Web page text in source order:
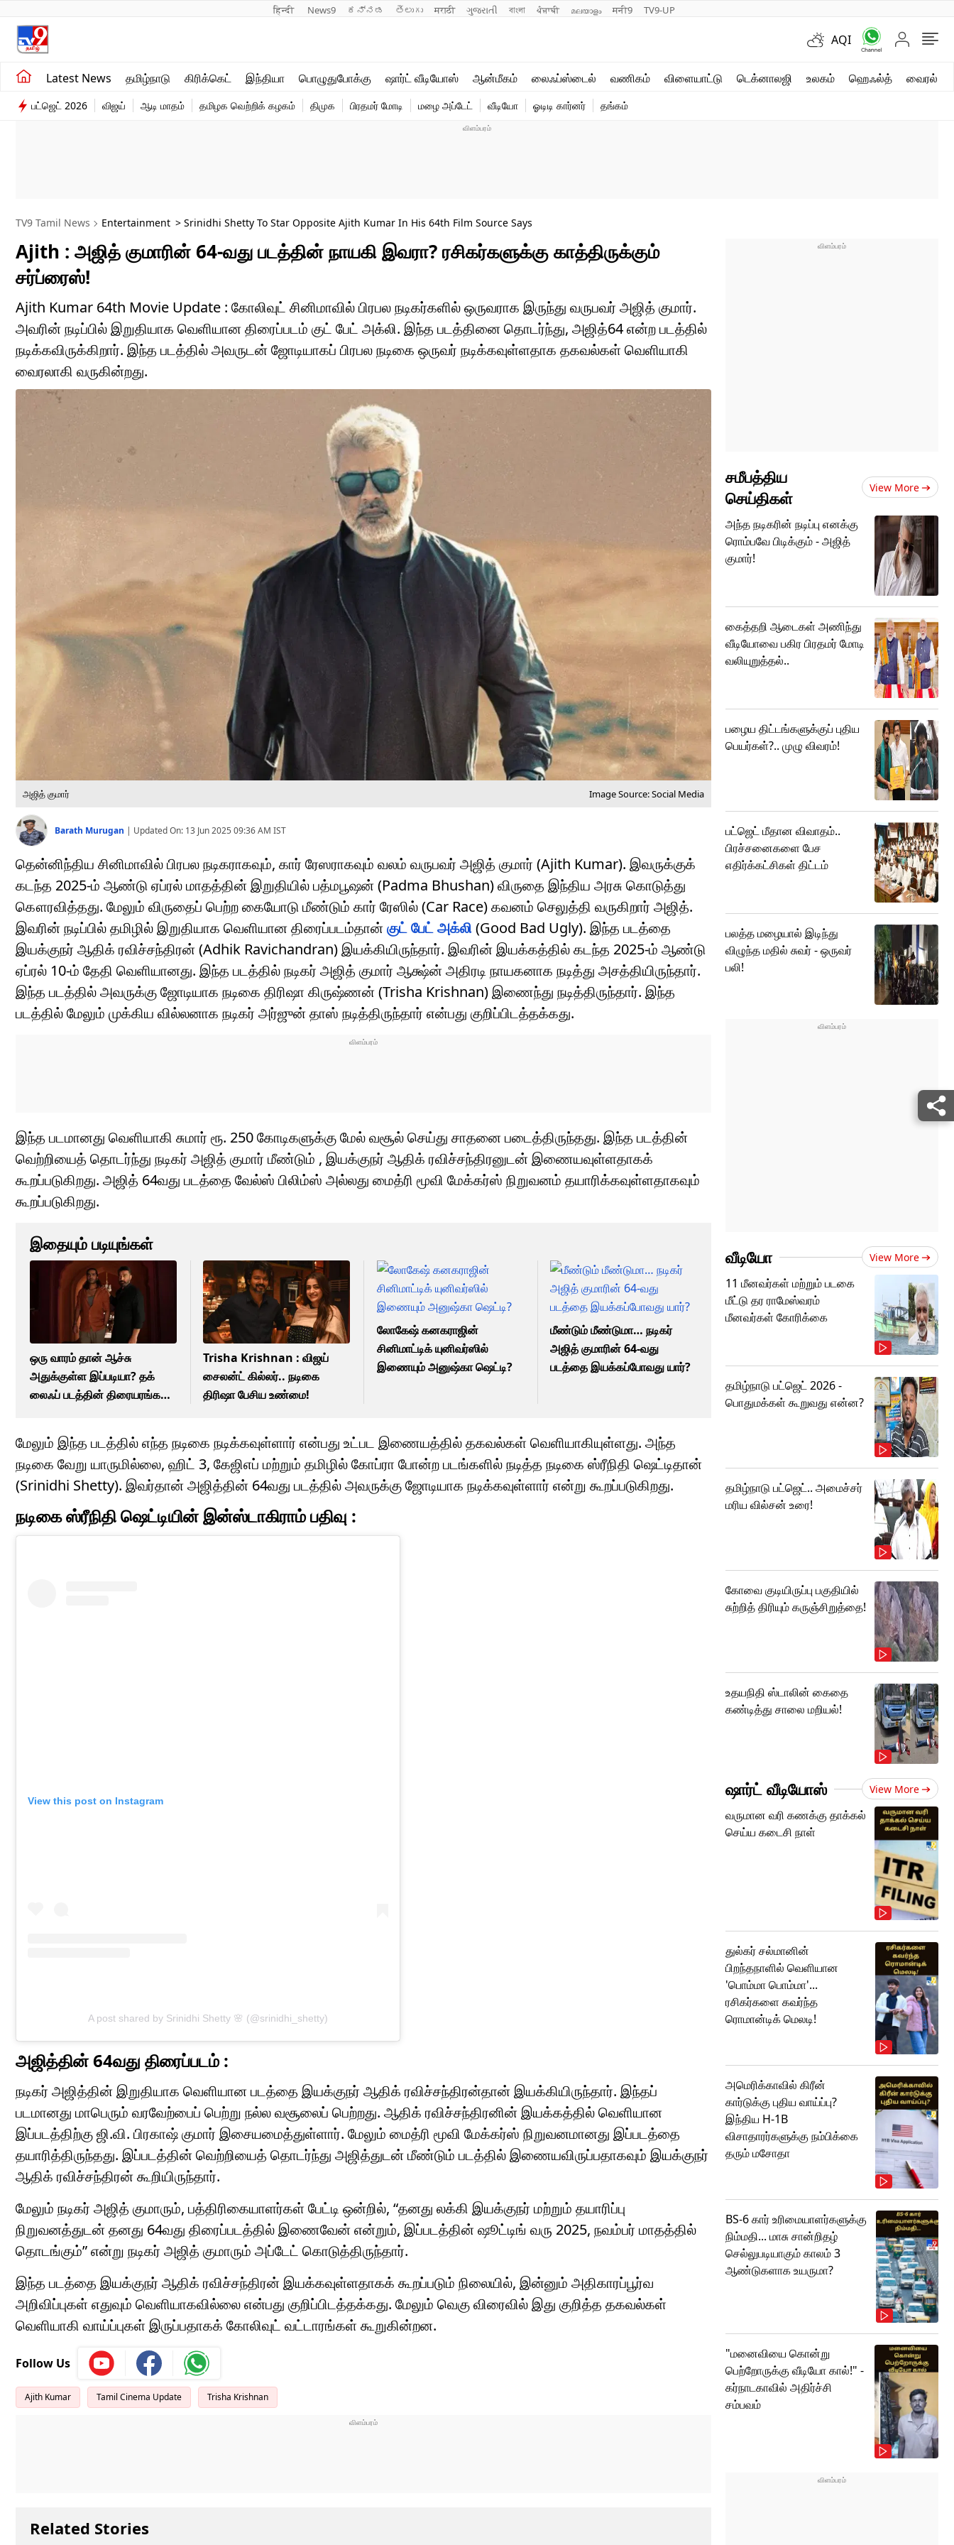
हिन्दी News9 ಕನ್ನಡ తెలుగు मराठी ગુજરાતી বাংলা ਪੰਜਾਬੀ മലയാളം मनी9 TV9-UP
AQI
Latest News தமிழ்நாடு கிரிக்கெட் இந்தியா பொழுதுபோக்கு ஷார்ட் வீடியோஸ் ஆன்மீகம் லைஃப்ஸ்டைல் வணிகம் விளையாட்டு டெக்னாலஜி உலகம் ஹெஃல்த் வைரல்
சமீபத்திய செய்திகள்
தமிழ்நாடு
விளையாட்டு
வணிகம்
வைரல்
பட்ஜெட் 2026 விஜய் ஆடி மாதம் தமிழக வெற்றிக் கழகம் திமுக பிரதமர் மோடி மழை அப்டேட் வீடியோ ஓடிடி கார்னர் தங்கம்
TV9 Tamil News Entertainment > Srinidhi Shetty To Star Opposite Ajith Kumar In His 64th Film Source Says
Ajith : அஜித் குமாரின் 64-வது படத்தின் நாயகி இவரா? ரசிகர்களுக்கு காத்திருக்கும்
சர்ப்ரைஸ்!
Ajith Kumar 64th Movie Update : கோலிவுட் சினிமாவில் பிரபல நடிகர்களில் ஒருவராக இருந்து வருபவர் அஜித் குமார்.
அவரின் நடிப்பில் இறுதியாக வெளியான திரைப்படம் குட் பேட் அக்லி. இந்த படத்தினை தொடர்ந்து, அஜித்64 என்ற படத்தில்
நடிக்கவிருக்கிறார். இந்த படத்தில் அவருடன் ஜோடியாகப் பிரபல நடிகை ஒருவர் நடிக்கவுள்ளதாக தகவல்கள் வெளியாகி
வைரலாகி வருகின்றது.
அஜித் குமார் Image Source: Social Media
Barath Murugan | Updated On: 13 Jun 2025 09:36 AM IST
தென்னிந்திய சினிமாவில் பிரபல நடிகராகவும், கார் ரேஸராகவும் வலம் வருபவர் அஜித் குமார் (Ajith Kumar). இவருக்குக்
கடந்த 2025-ம் ஆண்டு ஏப்ரல் மாதத்தின் இறுதியில் பத்மபூஷன் (Padma Bhushan) விருதை இந்திய அரசு கொடுத்து
கௌரவித்தது. மேலும் விருதைப் பெற்ற கையோடு மீண்டும் கார் ரேஸில் (Car Race) கவனம் செலுத்தி வருகிறார் அஜித்.
இவரின் நடிப்பில் தமிழில் இறுதியாக வெளியான திரைப்படம்தான்குட் பேட் அக்லி(Good Bad Ugly). இந்த படத்தை
இயக்குநர் ஆதிக் ரவிச்சந்திரன் (Adhik Ravichandran) இயக்கியிருந்தார். இவரின் இயக்கத்தில் கடந்த 2025-ம் ஆண்டு
ஏப்ரல் 10-ம் தேதி வெளியானது. இந்த படத்தில் நடிகர் அஜித் குமார் ஆக்ஷ்ன் அதிரடி நாயகனாக நடித்து அசத்தியிருந்தார்.
இந்த படத்தில் அவருக்கு ஜோடியாக நடிகை திரிஷா கிருஷ்ணன் (Trisha Krishnan) இணைந்து நடித்திருந்தார். இந்த
படத்தில் மேலும் முக்கிய வில்லனாக நடிகர் அர்ஜுன் தாஸ் நடித்திருந்தார் என்பது குறிப்பிடத்தக்கது.
இந்த படமானது வெளியாகி சுமார் ரூ. 250 கோடிகளுக்கு மேல் வசூல் செய்து சாதனை படைத்திருந்தது. இந்த படத்தின்
வெற்றியைத் தொடர்ந்து நடிகர் அஜித் குமார் மீண்டும் , இயக்குநர் ஆதிக் ரவிச்சந்திரனுடன் இணையவுள்ளதாகக்
கூறப்படுகிறது. அஜித் 64வது படத்தை வேல்ஸ் பிலிம்ஸ் அல்லது மைத்ரி மூவி மேக்கர்ஸ் நிறுவனம் தயாரிக்கவுள்ளதாகவும்
கூறப்படுகிறது.
இதையும் படியுங்கள்
ஒரு வாரம் தான் ஆச்சு
அதுக்குள்ள இப்படியா? தக்
லைஃப் படத்தின் திரையரங்க
Trisha Krishnan : விஜய்
சைலன்ட் கில்லர்.. நடிகை
திரிஷா பேசிய உண்மை!
லோகேஷ் கனகராஜின்
சினிமாட்டிக் யுனிவர்ஸில்
இணையும் அனுஷ்கா ஷெட்டி?
மீண்டும் மீண்டுமா… நடிகர்
அஜித் குமாரின் 64-வது
படத்தை இயக்கப்போவது யார்?
மேலும் இந்த படத்தில் எந்த நடிகை நடிக்கவுள்ளார் என்பது உட்பட இணையத்தில் தகவல்கள் வெளியாகியுள்ளது. அந்த
நடிகை வேறு யாருமில்லை, ஹிட் 3, கேஜிஎப் மற்றும் தமிழில் கோப்ரா போன்ற படங்களில் நடித்த நடிகை ஸ்ரீநிதி ஷெட்டிதான்
(Srinidhi Shetty). இவர்தான் அஜித்தின் 64வது படத்தில் அவருக்கு ஜோடியாக நடிக்கவுள்ளார் என்று கூறப்படுகிறது.
நடிகை ஸ்ரீநிதி ஷெட்டியின் இன்ஸ்டாகிராம் பதிவு :
View this post on Instagram
A post shared by Srinidhi Shetty 🌸 (@srinidhi_shetty)
அஜித்தின் 64வது திரைப்படம் :
நடிகர் அஜித்தின் இறுதியாக வெளியான படத்தை இயக்குநர் ஆதிக் ரவிச்சந்திரன்தான் இயக்கியிருந்தார். இந்தப்
படமானது மாபெரும் வரவேற்பைப் பெற்று நல்ல வசூலைப் பெற்றது. ஆதிக் ரவிச்சந்திரனின் இயக்கத்தில் வெளியான
இப்படத்திற்கு ஜி.வி. பிரகாஷ் குமார் இசையமைத்துள்ளார். மேலும் மைத்ரி மூவி மேக்கர்ஸ் நிறுவனமானது இப்படத்தை
தயாரித்திருந்தது. இப்படத்தின் வெற்றியைத் தொடர்ந்து அஜித்துடன் மீண்டும் படத்தில் இணையவிருப்பதாகவும் இயக்குநர்
ஆதிக் ரவிச்சந்திரன் கூறியிருந்தார்.
மேலும் நடிகர் அஜித் குமாரும், பத்திரிகையாளர்கள் பேட்டி ஒன்றில், “தனது லக்கி இயக்குநர் மற்றும் தயாரிப்பு
நிறுவனத்துடன் தனது 64வது திரைப்படத்தில் இணைவேன் என்றும், இப்படத்தின் ஷூட்டிங் வரு 2025, நவம்பர் மாதத்தில்
தொடங்கும்” என்று நடிகர் அஜித் குமாரும் அப்டேட் கொடுத்திருந்தார்.
இந்த படத்தை இயக்குநர் ஆதிக் ரவிச்சந்திரன் இயக்கவுள்ளதாகக் கூறப்படும் நிலையில், இன்னும் அதிகாரப்பூர்வ
அறிவிப்புகள் எதுவும் வெளியாகவில்லை என்பது குறிப்பிடத்தக்கது. மேலும் வெகு விரைவில் இது குறித்த தகவல்கள்
வெளியாகி வாய்ப்புகள் இருப்பதாகக் கோலிவுட் வட்டாரங்கள் கூறுகின்றன.
Follow Us
Ajith Kumar Tamil Cinema Update Trisha Krishnan
Related Stories
சமீபத்திய
செய்திகள்
View More
அந்த நடிகரின் நடிப்பு எனக்கு
ரொம்பவே பிடிக்கும் - அஜித்
குமார்!
கைத்தறி ஆடைகள் அணிந்து
வீடியோவை பகிர பிரதமர் மோடி
வலியுறுத்தல்..
பழைய திட்டங்களுக்குப் புதிய
பெயர்கள்?.. முழு விவரம்!
பட்ஜெட் மீதான விவாதம்..
பிரச்சனைகளை பேச
எதிர்க்கட்சிகள் திட்டம்
பலத்த மழையால் இடிந்து
விழுந்த மதில் சுவர் - ஒருவர்
பலி!
வீடியோ View More
11 மீனவர்கள் மற்றும் படகை
மீட்டு தர ராமேஸ்வரம்
மீனவர்கள் கோரிக்கை
தமிழ்நாடு பட்ஜெட் 2026 -
பொதுமக்கள் கூறுவது என்ன?
தமிழ்நாடு பட்ஜெட்.. அமைச்சர்
மரிய வில்சன் உரை!
கோவை குடியிருப்பு பகுதியில்
சுற்றித் திரியும் கருஞ்சிறுத்தை!
உதயநிதி ஸ்டாலின் கைதை
கண்டித்து சாலை மறியல்!
ஷார்ட் வீடியோஸ் View More
வருமான வரி கணக்கு தாக்கல்
செய்ய கடைசி நாள்
துல்கர் சல்மானின்
பிறந்தநாளில் வெளியான
'பொம்மா பொம்மா'...
ரசிகர்களை கவர்ந்த
ரொமான்டிக் மெலடி!
அமெரிக்காவில் கிரீன்
கார்டுக்கு புதிய வாய்ப்பு?
இந்திய H-1B
விசாதாரர்களுக்கு நம்பிக்கை
தரும் மசோதா
BS-6 கார் உரிமையாளர்களுக்கு
நிம்மதி... மாசு சான்றிதழ்
செல்லுபடியாகும் காலம் 3
ஆண்டுகளாக உயருமா?
"மனைவியை கொன்று
பெற்றோருக்கு வீடியோ கால்!" -
கர்நாடகாவில் அதிர்ச்சி
சம்பவம்